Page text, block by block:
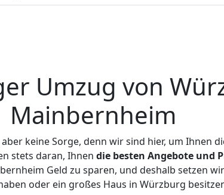
Umzug von
Mainbernheim
keine Sorge, denn wir sind hier, um Ihnen
stets daran, Ihnen die besten Angebote und
Geld zu sparen, und deshalb setzen
oder ein großes Haus in Würzburg